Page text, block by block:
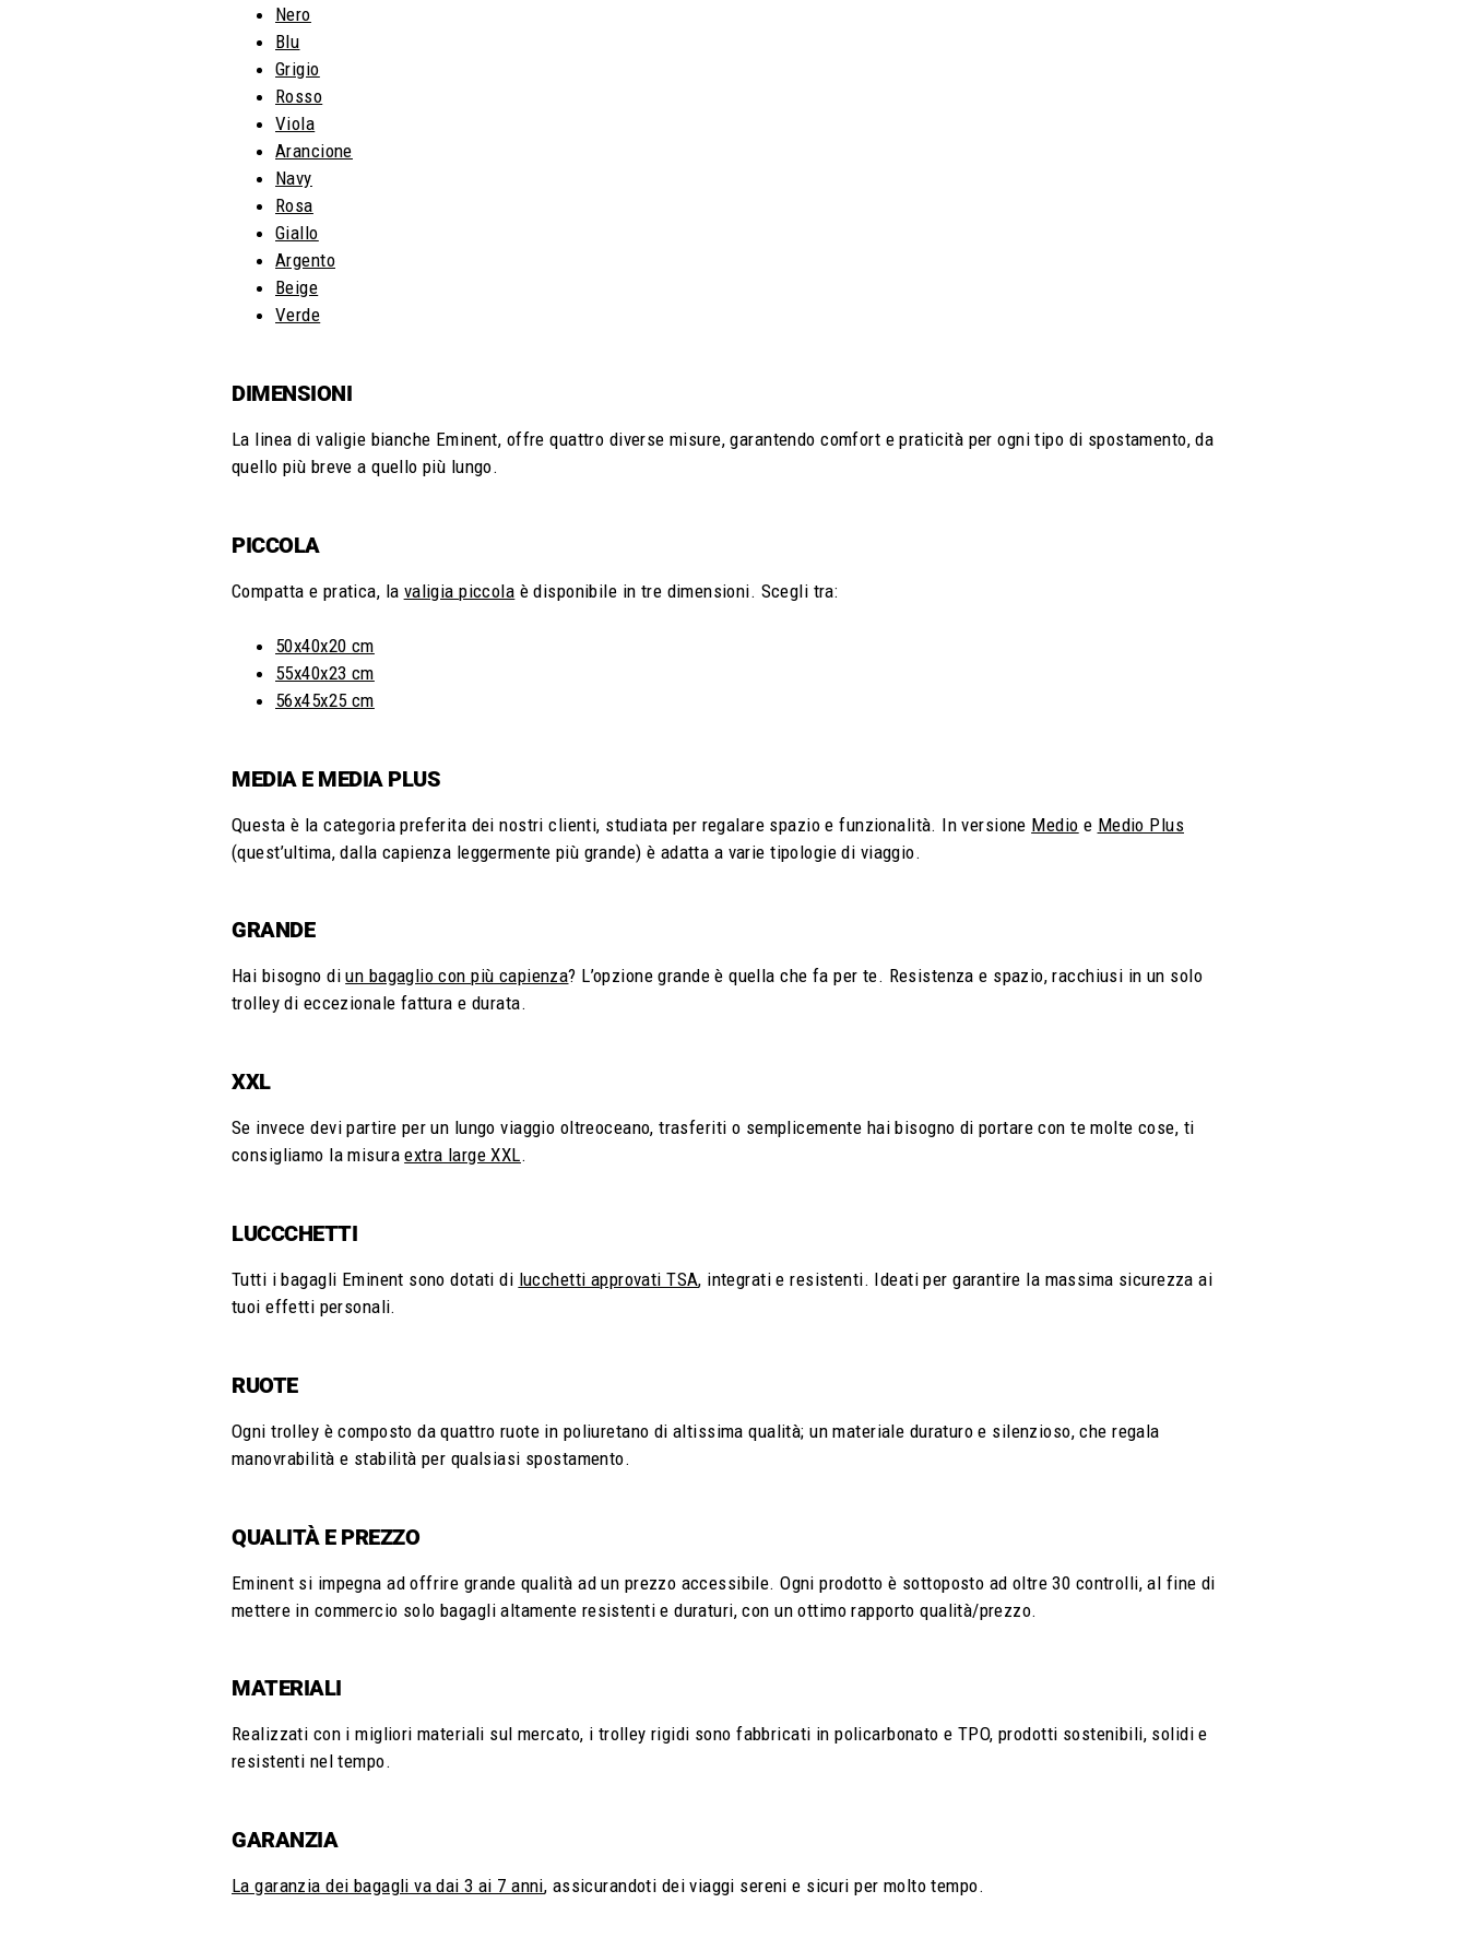
Nero
Blu
Grigio
Rosso
Viola
Arancione
Navy
Rosa
Giallo
Argento
Beige
Verde
DIMENSIONI
La linea di valigie bianche Eminent, offre quattro diverse misure, garantendo comfort e praticità per ogni tipo di spostamento, da
quello più breve a quello più lungo.
PICCOLA
Compatta e pratica, la valigia piccola è disponibile in tre dimensioni. Scegli tra:
50x40x20 cm
55x40x23 cm
56x45x25 cm
MEDIA E MEDIA PLUS
Questa è la categoria preferita dei nostri clienti, studiata per regalare spazio e funzionalità. In versione Medio e Medio Plus
(quest’ultima, dalla capienza leggermente più grande) è adatta a varie tipologie di viaggio.
GRANDE
Hai bisogno diun bagaglio con più capienza? L’opzione grande è quella che fa per te. Resistenza e spazio, racchiusi in un solo
trolley di eccezionale fattura e durata.
XXL
Se invece devi partire per un lungo viaggio oltreoceano, trasferiti o semplicemente hai bisogno di portare con te molte cose, ti
consigliamo la misuraextra large XXL.
LUCCCHETTI
Tutti i bagagli Eminent sono dotati di lucchetti approvati TSA, integrati e resistenti. Ideati per garantire la massima sicurezza ai
tuoi effetti personali.
RUOTE
Ogni trolley è composto da quattro ruote in poliuretano di altissima qualità; un materiale duraturo e silenzioso, che regala
manovrabilità e stabilità per qualsiasi spostamento.
QUALITÀ E PREZZO
Eminent si impegna ad offrire grande qualità ad un prezzo accessibile. Ogni prodotto è sottoposto ad oltre 30 controlli, al fine di
mettere in commercio solo bagagli altamente resistenti e duraturi, con un ottimo rapporto qualità/prezzo.
MATERIALI
Realizzati con i migliori materiali sul mercato, i trolley rigidi sono fabbricati in policarbonato e TPO, prodotti sostenibili, solidi e
resistenti nel tempo.
GARANZIA
La garanzia dei bagagli va dai 3 ai 7 anni, assicurandoti dei viaggi sereni e sicuri per molto tempo.